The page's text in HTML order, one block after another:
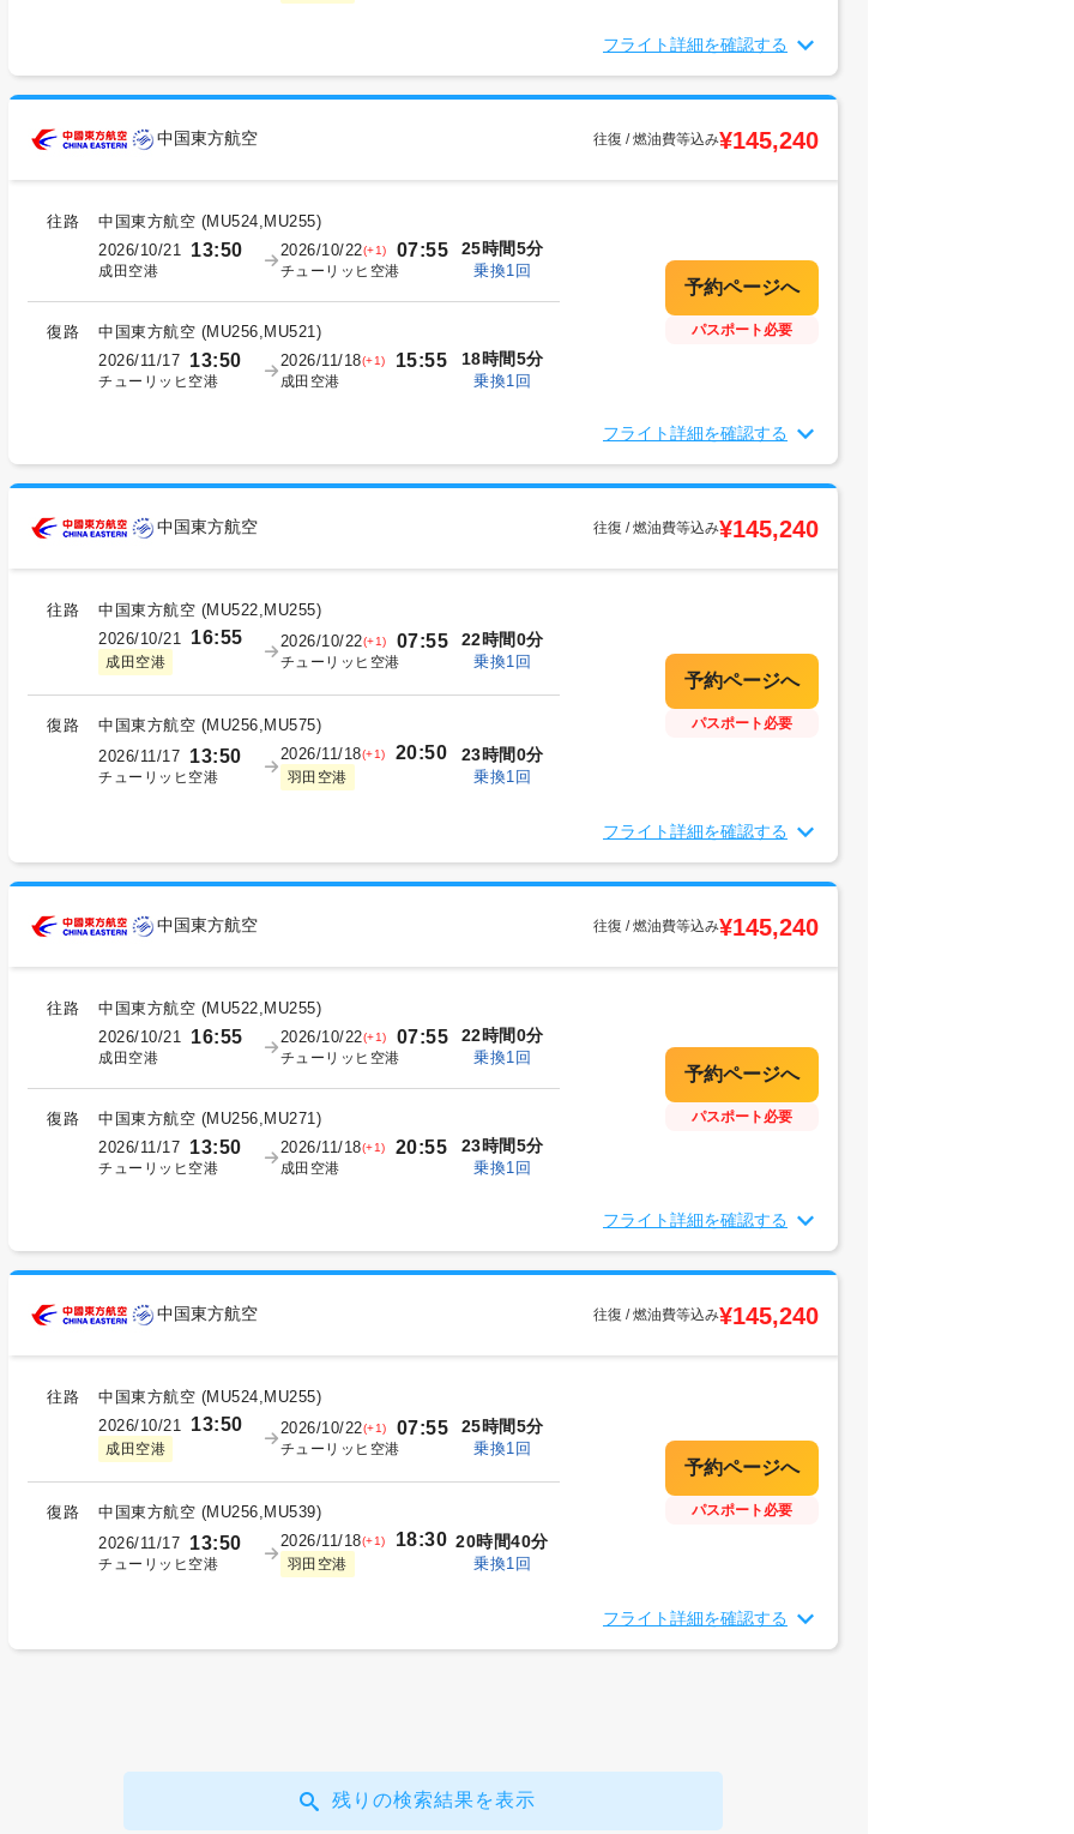
フライト詳細を確認する
中国東方航空 往復 / 燃油費等込み¥145,240
往路 中国東方航空 (MU524,MU255)
2026/10/21 13:50
成田空港
2026/10/22(+1) 07:55
チューリッヒ空港
25時間5分
乗換1回
復路 中国東方航空 (MU256,MU521)
2026/11/17 13:50
チューリッヒ空港
2026/11/18(+1) 15:55
成田空港
18時間5分
乗換1回
パスポート必要
フライト詳細を確認する
中国東方航空 往復 / 燃油費等込み¥145,240
往路 中国東方航空 (MU522,MU255)
2026/10/21
16:55
成田空港
2026/10/22(+1) 07:55
チューリッヒ空港
22時間0分
乗換1回
復路 中国東方航空 (MU256,MU575)
2026/11/17 13:50
チューリッヒ空港
2026/11/18(+1) 20:50
羽田空港
23時間0分
乗換1回
パスポート必要
フライト詳細を確認する
中国東方航空 往復 / 燃油費等込み¥145,240
往路 中国東方航空 (MU522,MU255)
2026/10/21 16:55
成田空港
2026/10/22(+1) 07:55
チューリッヒ空港
22時間0分
乗換1回
復路 中国東方航空 (MU256,MU271)
2026/11/17 13:50
チューリッヒ空港
2026/11/18(+1) 20:55
成田空港
23時間5分
乗換1回
パスポート必要
フライト詳細を確認する
中国東方航空 往復 / 燃油費等込み¥145,240
往路 中国東方航空 (MU524,MU255)
2026/10/21
13:50
成田空港
2026/10/22(+1) 07:55
チューリッヒ空港
25時間5分
乗換1回
復路 中国東方航空 (MU256,MU539)
2026/11/17 13:50
チューリッヒ空港
2026/11/18(+1) 18:30
羽田空港
20時間40分
乗換1回
パスポート必要
フライト詳細を確認する
残りの検索結果を表示